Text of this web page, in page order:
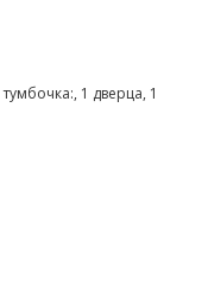
тумбочка:, 1 дверца, 1